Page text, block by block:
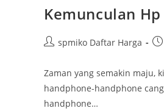
Kemunculan
Postspmiko Daftar Harga
Zaman yang semakin maju,
handphone-handphone
handphone…